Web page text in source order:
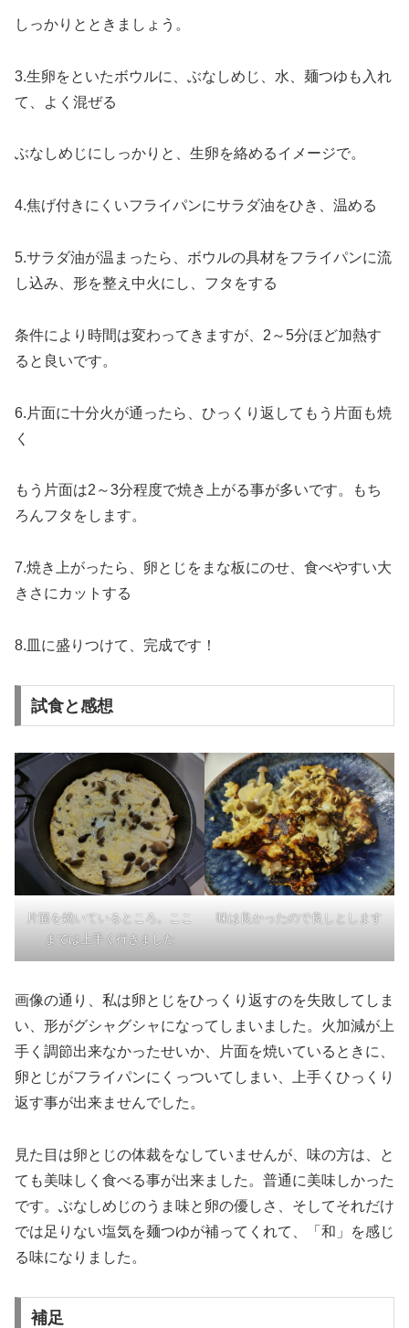
しっかりとときましょう。
3.生卵をといたボウルに、ぶなしめじ、水、麺つゆも入れ
て、よく混ぜる
ぶなしめじにしっかりと、生卵を絡めるイメージで。
4.焦げ付きにくいフライパンにサラダ油をひき、温める
5.サラダ油が温まったら、ボウルの具材をフライパンに流
し込み、形を整え中火にし、フタをする
条件により時間は変わってきますが、2～5分ほど加熱す
ると良いです。
6.片面に十分火が通ったら、ひっくり返してもう片面も焼
く
もう片面は2～3分程度で焼き上がる事が多いです。もち
ろんフタをします。
7.焼き上がったら、卵とじをまな板にのせ、食べやすい大
きさにカットする
8.皿に盛りつけて、完成です！
試食と感想
片面を焼いているところ。ここ
までは上手く行きました
味は良かったので良しとします
画像の通り、私は卵とじをひっくり返すのを失敗してしま
い、形がグシャグシャになってしまいました。火加減が上
手く調節出来なかったせいか、片面を焼いているときに、
卵とじがフライパンにくっついてしまい、上手くひっくり
返す事が出来ませんでした。
見た目は卵とじの体裁をなしていませんが、味の方は、と
ても美味しく食べる事が出来ました。普通に美味しかった
です。ぶなしめじのうま味と卵の優しさ、そしてそれだけ
では足りない塩気を麺つゆが補ってくれて、「和」を感じ
る味になりました。
補足